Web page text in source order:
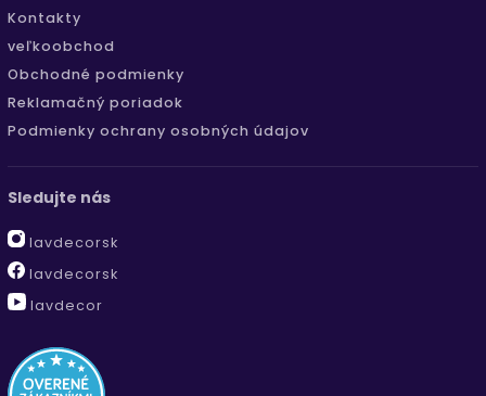
Kontakty
veľkoobchod
Obchodné podmienky
Reklamačný poriadok
Podmienky ochrany osobných údajov
Sledujte nás
lavdecorsk
lavdecorsk
lavdecor